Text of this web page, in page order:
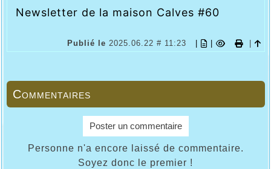
Newsletter de la maison Calves #60
Publié le 2025.06.22 # 11:23
Commentaires
Poster un commentaire
Personne n'a encore laissé de commentaire.
Soyez donc le premier !